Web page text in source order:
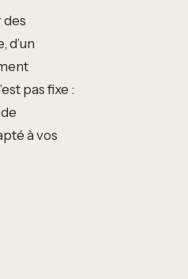
des
d’un
pas fixe :
à vos